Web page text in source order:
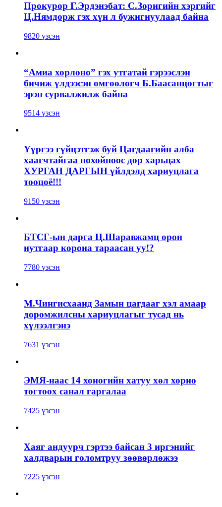
Прокурор Г.Эрдэнэбат: С.Зоригийн хэргийг
Ц.Нямдорж гэх хүн л бужигнуулаад байна
9820 үзсэн
“Амиа хорлоно” гэх утгатай гэрээслэн
бичиж үлдээсэн өмгөөлөгч Б.Баасанцогтыг
эрэн сурвалжилж байна
9514 үзсэн
Үүргээ гүйцэтгэж буй Цагдаагийн алба
хаагчтайгаа нохойноос дор харьцах
ХУРГАН ДАРГЫН үйлдэлд хариуцлага
тооцоё!!!
9150 үзсэн
БТСГ-ын дарга Ц.Шаравжамц орон
нутгаар корона тараасан уу!?
7780 үзсэн
М.Чингисхаанд Замын цагдааг хэл амаар
доромжилсны хариуцлагыг тусад нь
хүлээлгэнэ
7631 үзсэн
ЭМЯ-наас 14 хоногийн хатуу хөл хорио
тогтоох санал гаргалаа
7425 үзсэн
Хаяг андуурч гэртээ байсан 3 иргэнийг
халдварын голомтруу зөөвөрлөжээ
7225 үзсэн